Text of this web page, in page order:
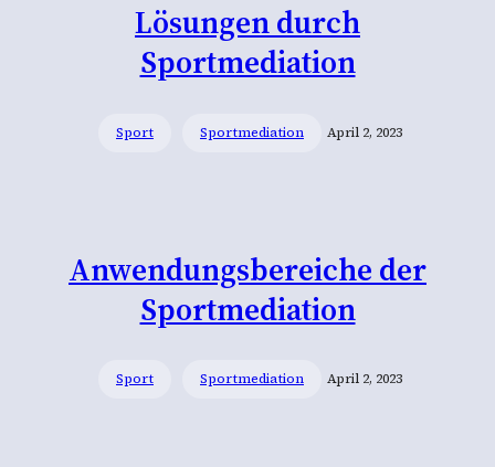
Lösungen durch
Sportmediation
Sport Sportmediation April 2, 2023
Anwendungsbereiche der
Sportmediation
Sport Sportmediation April 2, 2023